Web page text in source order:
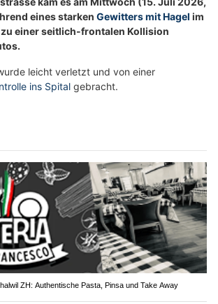
eines starken Gewitters mit Hagel im
zu einer seitlich-frontalen Kollision
leicht verletzt und von einer
ins Spital gebracht.
ZH: Authentische Pasta, Pinsa und Take Away